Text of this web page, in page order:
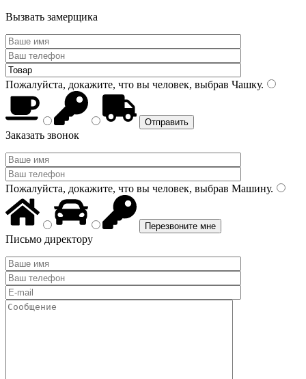
Вызвать замерщика
Пожалуйста, докажите, что вы человек, выбрав Чашку.
Заказать звонок
Пожалуйста, докажите, что вы человек, выбрав Машину.
Письмо директору